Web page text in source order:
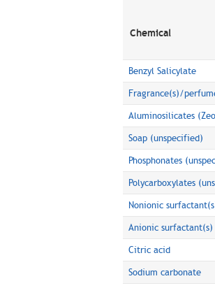
Chemical
Benzyl Salicylate
Fragrance(s)/
Aluminosilicates
Soap (unspecified)
Phosphonates
Polycarboxylates
Nonionic
Anionic
Citric acid
Sodium carbonate